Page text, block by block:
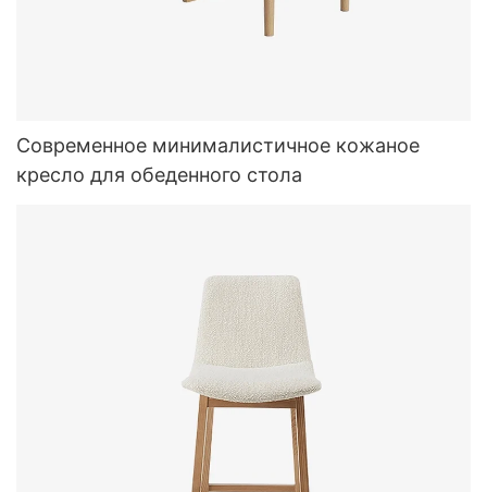
Современное минималистичное кожаное
кресло для обеденного стола